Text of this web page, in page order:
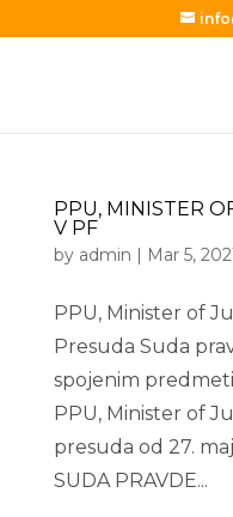
PPU, MINISTER
V PF
by admin | Mar 5,
PPU, Minister of
Presuda Suda
spojenim
PPU, Minister of
presuda od 27.
SUDA PRAVDE...